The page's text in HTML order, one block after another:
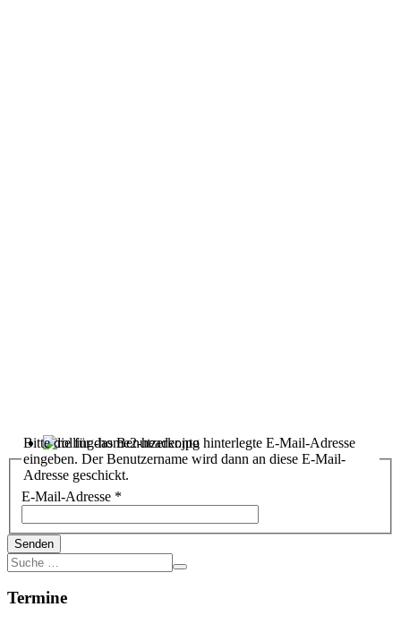
Bitte die für das Benutzerkonto hinterlegte E-Mail-Adresse
eingeben. Der Benutzername wird dann an diese E-Mail-
Adresse geschickt.
E-Mail-Adresse *
Senden
Termine